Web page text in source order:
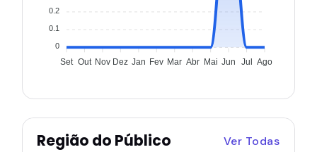
0.2
0.1
0
Set Out Nov Dez Jan Fev Mar Abr Mai Jun Jul Ago
Região do Público Ver Todas